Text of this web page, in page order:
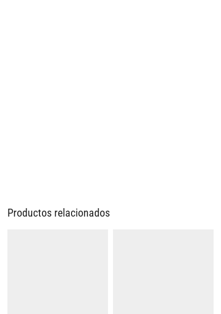
Productos relacionados